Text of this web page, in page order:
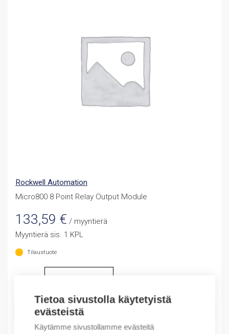
Tietoa sivustolla käytetyistä
evästeistä
Käytämme sivustollamme evästeitä
Rockwell Automation
Micro800 8 Point Relay Output Module
133,59 € / myyntierä
Myyntierä sis. 1 KPL
Tilaustuote
LISÄÄ OSTOSKORIIN